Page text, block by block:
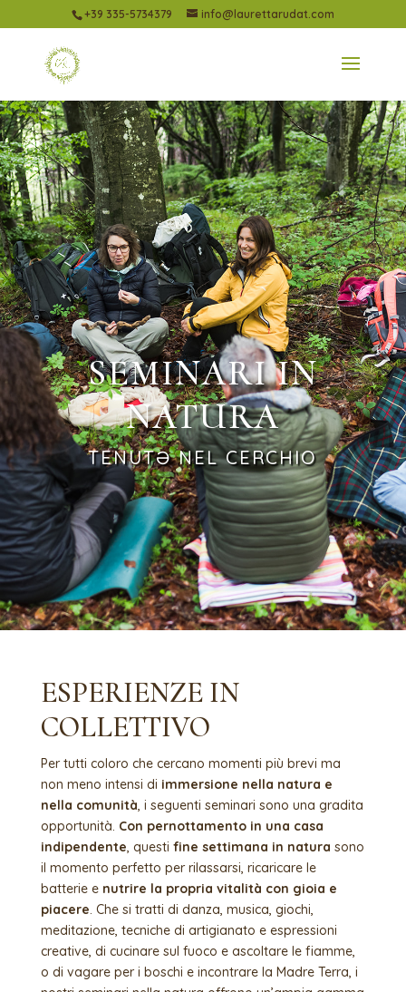
+39 335-5734379 info@laurettarudat.com
SEMINARI IN
NATURA
TENUTƏ NEL CERCHIO
ESPERIENZE IN
COLLETTIVO
Per tutti coloro che cercano momenti più brevi ma
non meno intensi di immersione nella natura e
nella comunità, i seguenti seminari sono una gradita
opportunità. Con pernottamento in una casa
indipendente, questi fine settimana in natura sono
il momento perfetto per rilassarsi, ricaricare le
batterie e nutrire la propria vitalità con gioia e
piacere. Che si tratti di danza, musica, giochi,
meditazione, tecniche di artigianato e espressioni
creative, di cucinare sul fuoco e ascoltare le fiamme,
o di vagare per i boschi e incontrare la Madre Terra, i